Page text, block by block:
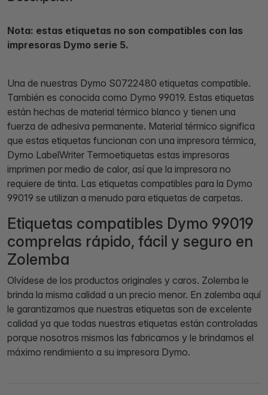
Nota: estas etiquetas no son compatibles con las
impresoras Dymo serie 5.
Una de nuestras Dymo S0722480 etiquetas compatible.
También es conocida como Dymo 99019. Estas etiquetas
están hechas de material térmico blanco y tienen una
fuerza de adhesiva permanente. Material térmico significa
que estas etiquetas funcionan con una impresora térmica,
Dymo LabelWriter Termoetiquetas estas impresoras
imprimen por medio de calor, así que la impresora no
requiere de tinta. Las etiquetas compatibles para la Dymo
99019 se utilizan a menudo para etiquetas de carpetas.
Etiquetas compatibles Dymo 99019
comprelas rápido, fácil y seguro en
Zolemba
Olvídese de los productos originales y caros. Zolemba le
brinda la misma calidad a un precio menor. En zalemba aquí
le garantizamos que nuestras etiquetas son de excelente
calidad ya que todas nuestras etiquetas están controladas
porque nosotros mismos las fabricamos y le brindamos el
máximo rendimiento a su impresora Dymo.